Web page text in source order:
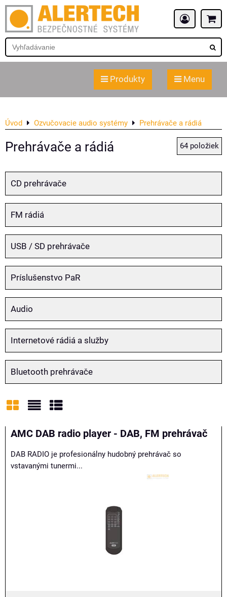
Produkty Menu
Úvod Ozvučovacie audio systémy Prehrávače a rádiá
Prehrávače a rádiá 64 položiek
CD prehrávače
FM rádiá
USB / SD prehrávače
Príslušenstvo PaR
Audio
Internetové rádiá a služby
Bluetooth prehrávače
Mriežka
AMC DAB radio player - DAB, FM prehrávač
DAB RADIO je profesionálny hudobný prehrávač so
vstavanými tunermi...